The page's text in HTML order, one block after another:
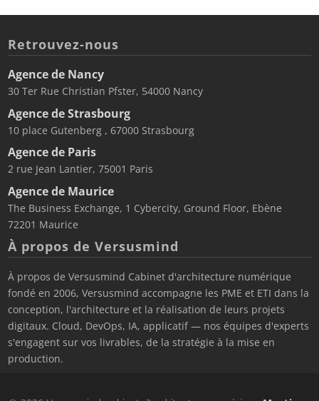
Retrouvez-nous
Agence de Nancy
30 Ter Rue Christian Pfster, 54000 Nancy
Agence de Strasbourg
10 place Gutenberg , 67000 Strasbourg
Agence de Paris
2 rue Jean Lantier, 75001 Paris
Agence de Maurice
The Business Exchange, 1 Cybercity, Ground Floor, Ebène
72201 Maurice
À propos de Versusmind
À propos de Versusmind Cabinet d'architecture numérique
fondé en 2006, Versusmind accompagne les PME et ETI dans la
conception, l'architecture et la réalisation de leurs projets
digitaux. Cloud, DevOps, IA, applicatif — nos équipes d'experts
s'engagent sur vos livrables, de la stratégie à la mise en
production.